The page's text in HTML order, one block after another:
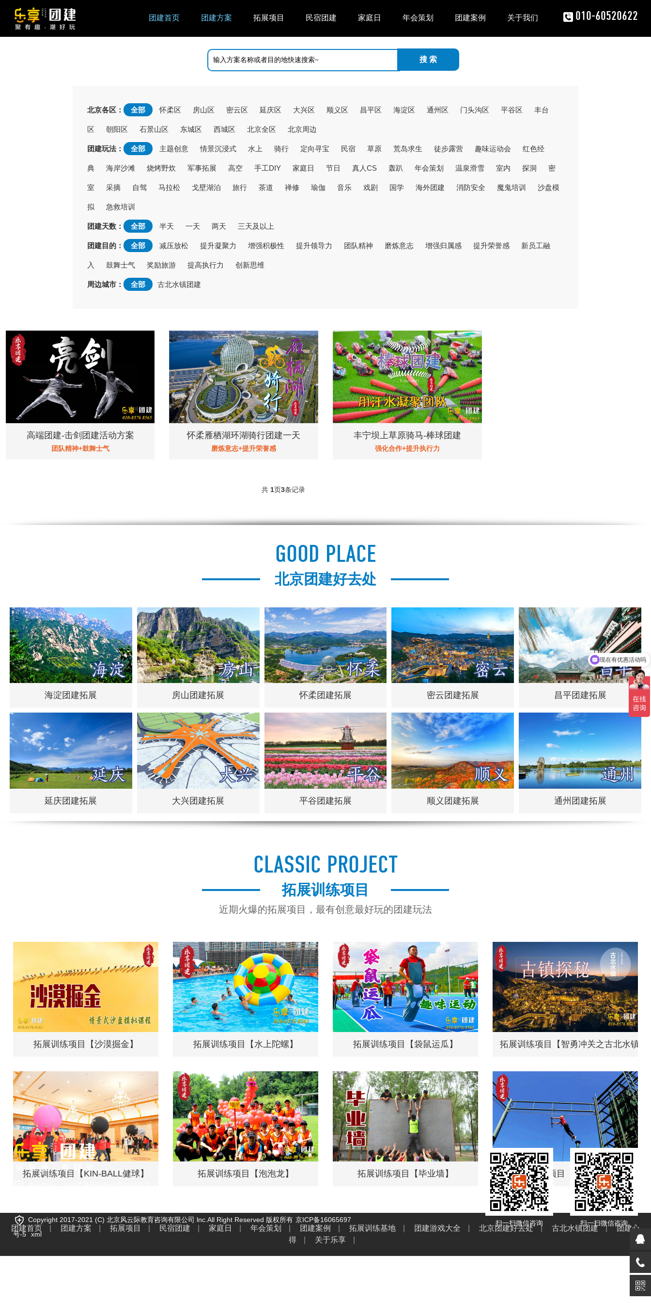
010-60520622
团建首页 团建方案 拓展项目 民宿团建 家庭日 年会策划 团建案例 关于我们
北京各区： 全部 怀柔区 房山区 密云区 延庆区 大兴区 顺义区 昌平区 海淀区 通州区 门头沟区 平谷区 丰台
区 朝阳区 石景山区 东城区 西城区 北京全区 北京周边
团建玩法： 全部 主题创意 情景沉浸式 水上 骑行 定向寻宝 民宿 草原 荒岛求生 徒步露营 趣味运动会 红色经
典 海岸沙滩 烧烤野炊 军事拓展 高空 手工DIY 家庭日 节日 真人CS 轰趴 年会策划 温泉滑雪 室内 探洞 密
室 采摘 自驾 马拉松 戈壁湖泊 旅行 茶道 禅修 瑜伽 音乐 戏剧 国学 海外团建 消防安全 魔鬼培训 沙盘模
拟 急救培训
团建天数： 全部 半天 一天 两天 三天及以上
团建目的： 全部 减压放松 提升凝聚力 增强积极性 提升领导力 团队精神 磨炼意志 增强归属感 提升荣誉感 新员工融
入 鼓舞士气 奖励旅游 提高执行力 创新思维
周边城市： 全部 古北水镇团建
高端团建-击剑团建活动方案
团队精神+鼓舞士气
怀柔雁栖湖环湖骑行团建一天
磨炼意志+提升荣誉感
丰宁坝上草原骑马-棒球团建
强化合作+提升执行力
共 1页3条记录
GOOD PLACE
北京团建好去处
海淀团建拓展 房山团建拓展 怀柔团建拓展 密云团建拓展 昌平团建拓展
延庆团建拓展 大兴团建拓展 平谷团建拓展 顺义团建拓展 通州团建拓展
CLASSIC PROJECT
拓展训练项目
近期火爆的拓展项目，最有创意最好玩的团建玩法
拓展训练项目【沙漠掘金】 拓展训练项目【水上陀螺】 拓展训练项目【袋鼠运瓜】 拓展训练项目【智勇冲关之古北水镇寻
拓展训练项目【KIN-BALL健球】 拓展训练项目【泡泡龙】 拓展训练项目【毕业墙】 拓展训练项目【空中抓杠】
团建首页 团建方案 拓展项目 民宿团建 家庭日 年会策划 团建案例 拓展训练基地 团建游戏大全 北京团建好去处 | 古北水镇团建 |
团建心
得
关于乐享
Copyright 2017-2021 (C) 北京风云际教育咨询有限公司 lnc.All Right Reserved 版权所有 京ICP备16065697
号-5
xml
扫一扫微信咨询
扫一扫微信咨询
现在有优惠活动吗